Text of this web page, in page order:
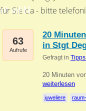
Sie da - bitte
mbH
63
Aufrufe
20
in Stgt
Gefragt in
20 Minuten
weiterlesen
juweliere